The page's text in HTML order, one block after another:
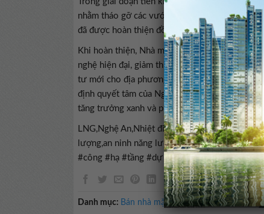
nhằm tháo gỡ các vướng mắc về mặt pháp lý
đã được hoàn thiện đồng bộ để đảm bảo công
Khi hoàn thiện, Nhà máy Nhiệt điện LNG
nghệ hiện đại, giảm thiểu tác động môi
tư mới cho địa phương. Cột mốc khởi công hạ
định quyết tâm của Nghệ An trong việc
tăng trưởng xanh và phát triển bền vững.
LNG,Nghệ An,Nhiệt điện LNG Quỳnh Lập,Điện
lượng,an ninh năng lượng quốc gia,kinh tế
#công #hạ #tầng #dự #án #năng #lượng
Danh mục: Bán nhà mặt tiền